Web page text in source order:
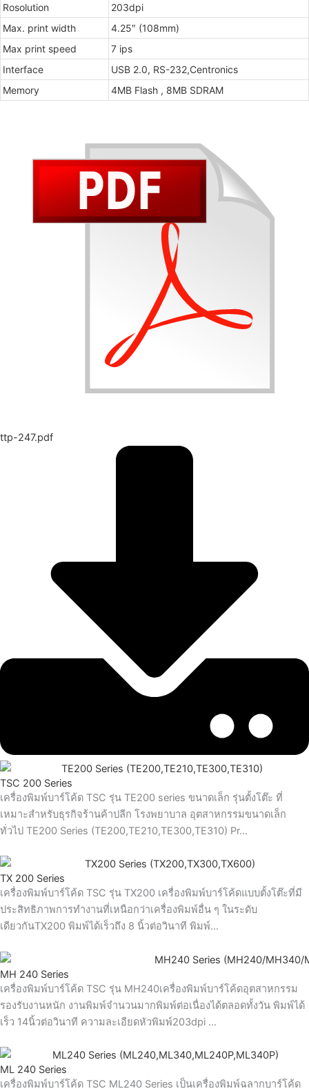
Rosolution
203dpi
Max. print width
4.25″ (108mm)
Max print speed
7 ips
Interface
USB 2.0, RS-232,Centronics
Memory
4MB Flash , 8MB SDRAM
ttp-247.pdf
TSC 200 Series
เครื่องพิมพ์บาร์โค้ด TSC รุ่น TE200 series ขนาดเล็ก รุ่นตั้งโต๊ะ ที่
เหมาะสำหรับธุรกิจร้านค้าปลีก โรงพยาบาล อุตสาหกรรมขนาดเล็ก
ทั่วไป TE200 Series (TE200,TE210,TE300,TE310) Pr…
TX 200 Series
เครื่องพิมพ์บาร์โค้ด TSC รุ่น TX200 เครื่องพิมพ์บาร์โค้ดแบบตั้งโต๊ะที่มี
ประสิทธิภาพการทำงานที่เหนือกว่าเครื่องพิมพ์อื่น ๆ ในระดับ
เดียวกันTX200 พิมพ์ได้เร็วถึง 8 นิ้วต่อวินาที พิมพ์…
MH 240 Series
เครื่องพิมพ์บาร์โค้ด TSC รุ่น MH240เครื่องพิมพ์บาร์โค้ดอุตสาหกรรม
รองรับงานหนัก งานพิมพ์จำนวนมากพิมพ์ต่อเนื่องได้ตลอดทั้งวัน พิมพ์ได้
เร็ว 14นิ้วต่อวินาที ความละเอียดหัวพิมพ์203dpi …
ML 240 Series
เครื่องพิมพ์บาร์โค้ด TSC ML240 Series เป็นเครื่องพิมพ์ฉลากบาร์โค้ด